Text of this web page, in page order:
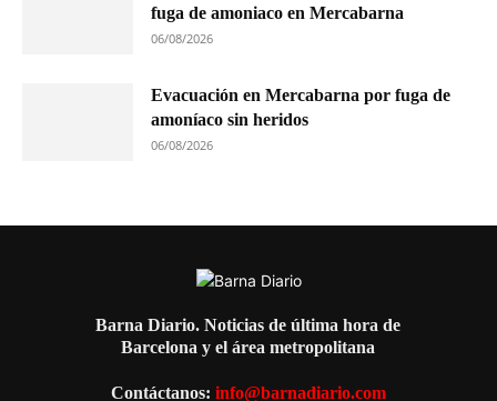
fuga de amoniaco en Mercabarna
06/08/2026
Evacuación en Mercabarna por fuga de
amoníaco sin heridos
06/08/2026
Barna Diario. Noticias de última hora de
Barcelona y el área metropolitana
Contáctanos: info@barnadiario.com